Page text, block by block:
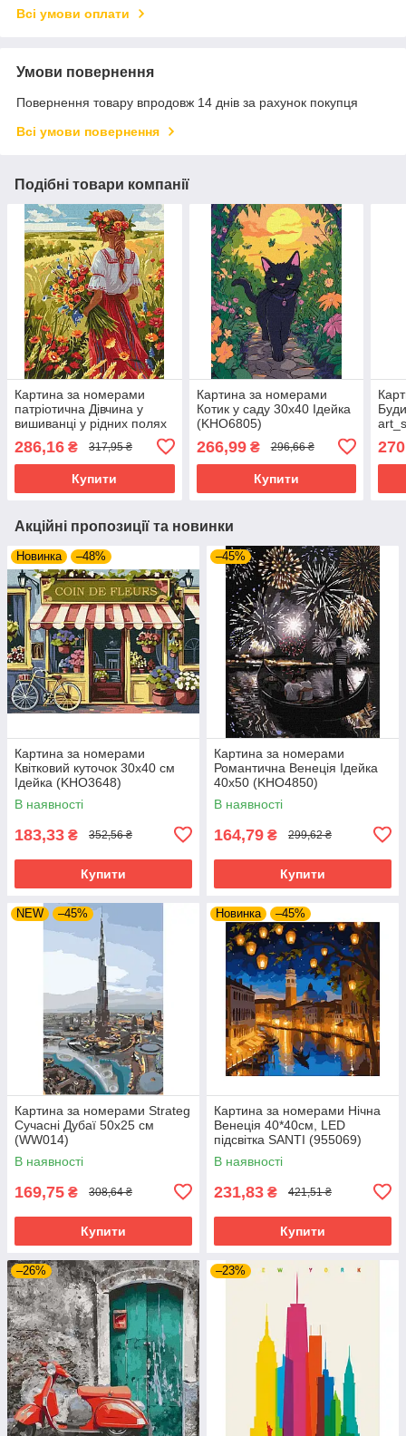
Всі умови оплати
Умови повернення
Повернення товару впродовж 14 днів за рахунок покупця
Всі умови повернення
Подібні товари компанії
Картина за номерами
патріотична Дівчина у
вишиванці у рідних полях
України 40х50 см Ідейка
(KHO8448)
286,16 ₴ 317,95 ₴
Купити
Картина за номерами
Котик у саду 30х40 Ідейка
(KHO6805)
266,99₴ 296,66 ₴
Купити
Акційні пропозиції та новинки
Новинка –48%
Картина за номерами
Квітковий куточок 30х40 см
Ідейка (KHO3648)
В наявності
183,33 ₴ 352,56 ₴
Купити
–45%
Картина за номерами
Романтична Венеція Ідейка
40х50 (KHO4850)
В наявності
164,79 ₴ 299,62 ₴
Купити
NEW –45%
Картина за номерами Strateg
Сучасні Дубаї 50х25 см
(WW014)
В наявності
169,75 ₴ 308,64 ₴
Купити
Новинка –45%
Картина за номерами Нічна
Венеція 40*40см, LED
підсвітка SANTI (955069)
В наявності
231,83 ₴ 421,51 ₴
Купити
–26% –23%